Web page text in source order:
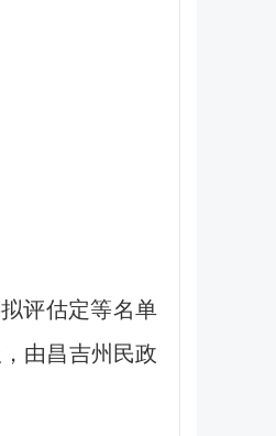
评估定等名单
由昌吉州民政